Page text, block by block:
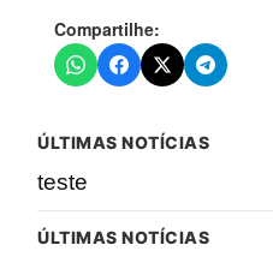
Compartilhe:
ÚLTIMAS NOTÍCIAS
teste
ÚLTIMAS NOTÍCIAS